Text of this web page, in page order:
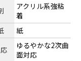
アクリル系強粘
着
紙
ゆるやかな2次曲
面対応